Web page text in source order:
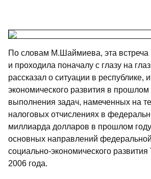
По словам М.Шаймиева, эта встреча
и проходила поначалу с глазу на
рассказал о ситуации в республике,
экономического развития в прошлом
выполнения задач, намеченных на
налоговых отчислениях в
миллиарда долларов в прошлом
основных направлений
социально-экономического развития
2006 года.